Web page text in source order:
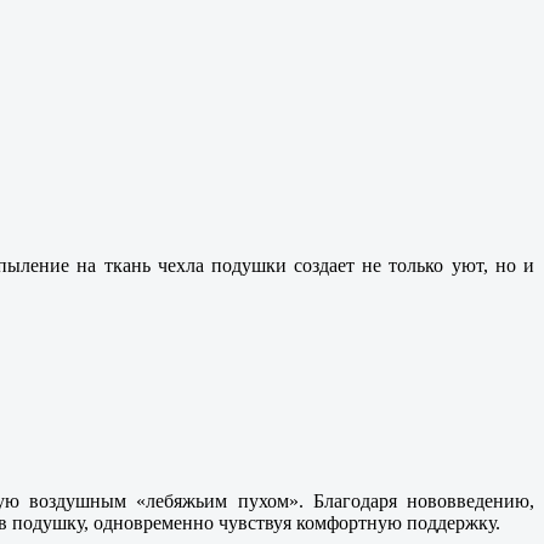
на ткань чехла подушки создает не только уют, но и
воздушным «лебяжьим пухом». Благодаря нововведению,
подушку, одновременно чувствуя комфортную поддержку.